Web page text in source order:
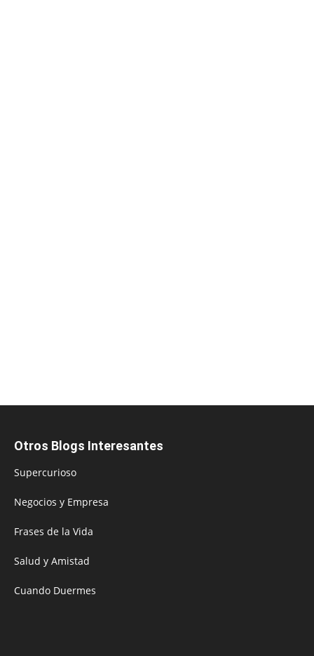
Otros Blogs Interesantes
Supercurioso
Negocios y Empresa
Frases de la Vida
Salud y Amistad
Cuando Duermes